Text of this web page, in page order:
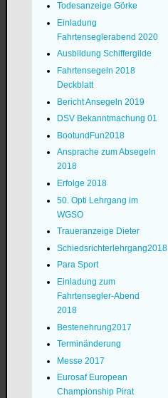
Todesanzeige Görke
Einladung
Fahrtenseglerabend 2020
Ausbildung Schiffergilde
Fahrtensegeln 2018
Deckblatt
Bericht Ansegeln 2019
DSV Bekanntmachung 01
BootundFun2018
Ansprache zum Absegeln
2018
Erfolge 2018
50. Opti Lehrgang im
WGSO
Traueranzeige Dieter
Schiedsrichterlehrgang2018
Para Sport
Einladung zum
Fahrtensegler-Abend
2018
Bestenehrung2017
Terminänderung
Messe 2017
Eurosaf European
Championship Pirat